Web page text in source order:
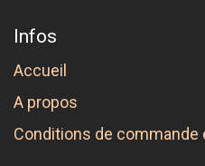
Infos
Accueil
A propos
Conditions de commande